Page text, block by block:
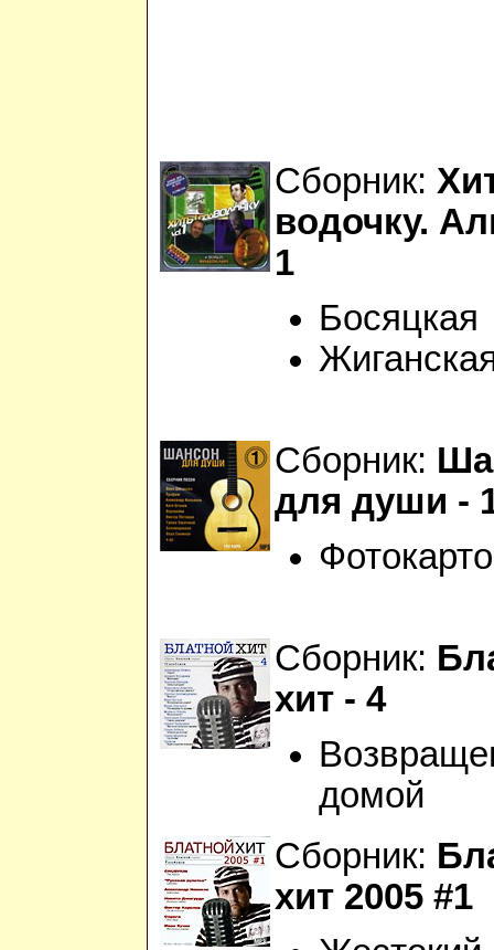
Сборник:
водочку.
1
Босяцкая
Сборник:
для души -
Сборник:
хит - 4
домой
Сборник:
хит 2005 #1